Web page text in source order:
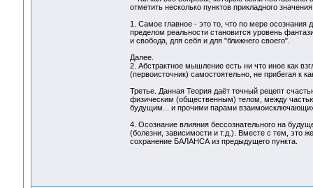
отметить несколько пунктов прикладного
1. Самое главное - это то, что по мере
пределом реальности становится уровень
и свобода, для себя и для "ближнего своего".
Далее.
2. Абстрактное мышление есть ни что иное как
(первоисточник) самостоятельно, не прибегая к
Третье. Данная Теория даёт точный рецепт
физическим (общественным) телом, между
будущим... и прочими парами
4. Осознание влияния бессознательного на
(болезни, зависимости и т.д.). Вместе с тем, это
сохранение БАЛАНСА из предыдущего пункта.